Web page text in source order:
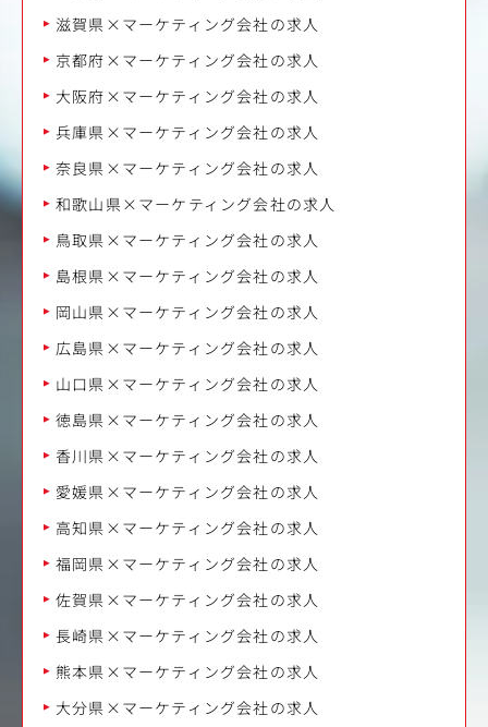
滋賀県×マーケティング会社の求人
京都府×マーケティング会社の求人
大阪府×マーケティング会社の求人
兵庫県×マーケティング会社の求人
奈良県×マーケティング会社の求人
和歌山県×マーケティング会社の求人
鳥取県×マーケティング会社の求人
島根県×マーケティング会社の求人
岡山県×マーケティング会社の求人
広島県×マーケティング会社の求人
山口県×マーケティング会社の求人
徳島県×マーケティング会社の求人
香川県×マーケティング会社の求人
愛媛県×マーケティング会社の求人
高知県×マーケティング会社の求人
福岡県×マーケティング会社の求人
佐賀県×マーケティング会社の求人
長崎県×マーケティング会社の求人
熊本県×マーケティング会社の求人
大分県×マーケティング会社の求人